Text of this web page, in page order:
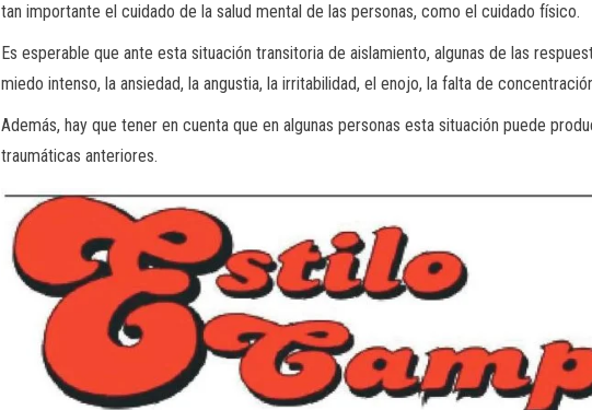
tan importante el cuidado de la salud mental de las personas, como el cuidado físico.
Es esperable que ante esta situación transitoria de aislamiento, algunas de las
miedo intenso, la ansiedad, la angustia, la irritabilidad, el enojo, la falta de
Además, hay que tener en cuenta que en algunas personas esta situación puede
traumáticas anteriores.